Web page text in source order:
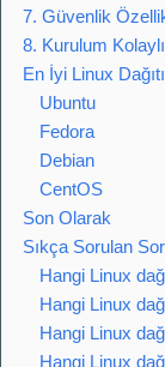
7. Güvenlik
8. Kurulum
En İyi Linux
Ubuntu
Fedora
Debian
CentOS
Son Olarak
Sıkça Sorulan
Hangi Linux
Hangi Linux
Hangi Linux
Hangi Linux